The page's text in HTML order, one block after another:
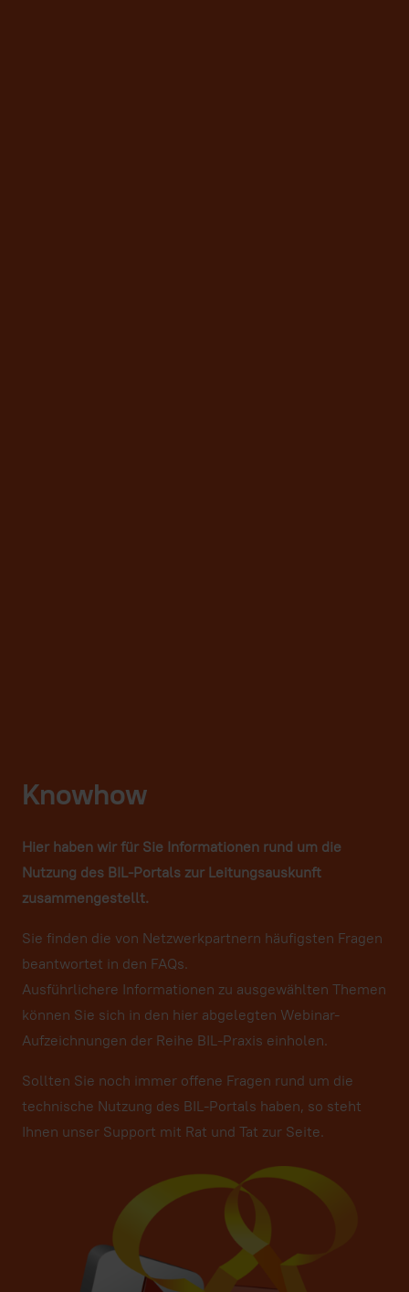
Knowhow
Hier haben wir für Sie Informationen rund um die
Nutzung des BIL-Portals zur Leitungsauskunft
zusammengestellt.
Sie finden die von Netzwerkpartnern häufigsten Fragen
beantwortet in den FAQs.
Ausführlichere Informationen zu ausgewählten Themen
können Sie sich in den hier abgelegten Webinar-
Aufzeichnungen der Reihe BIL-Praxis einholen.
Sollten Sie noch immer offene Fragen rund um die
technische Nutzung des BIL-Portals haben, so steht
Ihnen unser Support mit Rat und Tat zur Seite.